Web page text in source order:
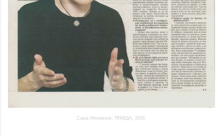
Саша Миливоев, ПРАВДА, 2009.